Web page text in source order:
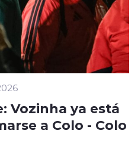
Vozinha ya está
a Colo - Colo